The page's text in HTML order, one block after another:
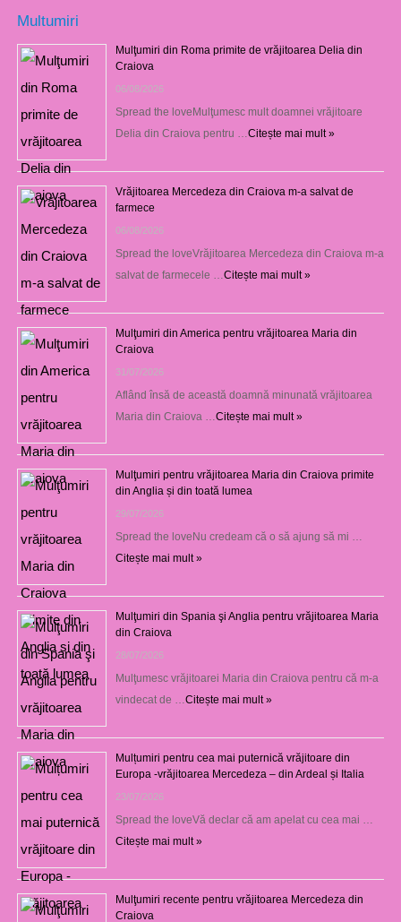
Multumiri
Mulţumiri din Roma primite de vrăjitoarea Delia din
Craiova
06/08/2026
Spread the loveMulţumesc mult doamnei vrăjitoare
Delia din Craiova pentru … Citește mai mult »
Vrăjitoarea Mercedeza din Craiova m-a salvat de
farmece
06/08/2026
Spread the loveVrăjitoarea Mercedeza din Craiova m-a
salvat de farmecele … Citește mai mult »
Mulţumiri din America pentru vrăjitoarea Maria din
Craiova
31/07/2026
Aflând însă de această doamnă minunată vrăjitoarea
Maria din Craiova … Citește mai mult »
Mulţumiri pentru vrăjitoarea Maria din Craiova primite
din Anglia și din toată lumea
29/07/2026
Spread the loveNu credeam că o să ajung să mi …
Citește mai mult »
Mulţumiri din Spania şi Anglia pentru vrăjitoarea Maria
din Craiova
28/07/2026
Mulţumesc vrăjitoarei Maria din Craiova pentru că m-a
vindecat de … Citește mai mult »
Mulțumiri pentru cea mai puternică vrăjitoare din
Europa -vrăjitoarea Mercedeza – din Ardeal și Italia
23/07/2026
Spread the loveVă declar că am apelat cu cea mai …
Citește mai mult »
Mulţumiri recente pentru vrăjitoarea Mercedeza din
Craiova